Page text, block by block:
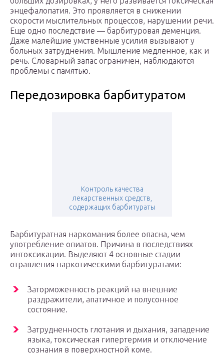
энцефалопатия. Это проявляется в снижении
скорости мыслительных процессов, нарушении речи.
Еще одно последствие — барбитуровая деменция.
Даже малейшие умственные усилия вызывают у
больных затруднения. Мышление медленное, как и
речь. Словарный запас ограничен, наблюдаются
проблемы с памятью.
Передозировка барбитуратом
Контроль качества
лекарственных средств,
содержащих барбитураты
Барбитуратная наркомания более опасна, чем
употребление опиатов. Причина в последствиях
интоксикации. Выделяют 4 основные стадии
отравления наркотическими барбитуратами:
Заторможенность реакций на внешние
раздражители, апатичное и полусонное
состояние.
Затрудненность глотания и дыхания, западение
языка, токсическая гипертермия и отключение
сознания в поверхностной коме.